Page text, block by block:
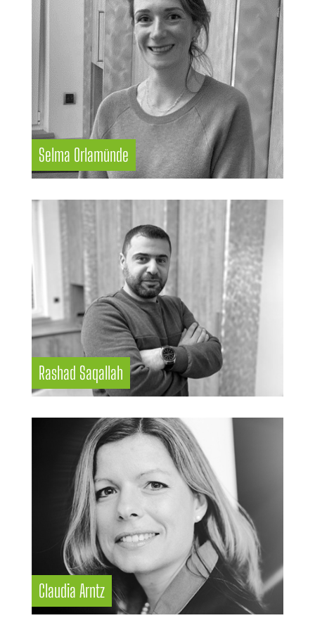
Selma Orlamünde
Rashad Saqallah
Claudia Arntz